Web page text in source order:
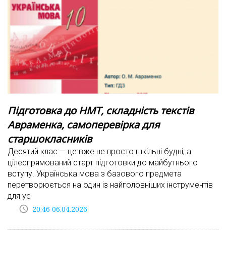
Підготовка до НМТ, складність текстів
Авраменка, самоперевірка для
старшокласників
Десятий клас — це вже не просто шкільні будні, а
цілеспрямований старт підготовки до майбутнього
вступу. Українська мова з базового предмета
перетворюється на один із найголовніших інструментів
для ус
access_time 20:46 06.04.2026